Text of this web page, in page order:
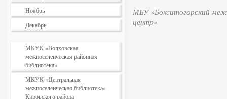
Ноябрь
Декабрь
МКУК «Волховская
межпоселенческая районная
библиотека»
МКУК «Центральная
межпоселенческая библиотека»
Кировского района
МБУ «Бокситогорский
центр»